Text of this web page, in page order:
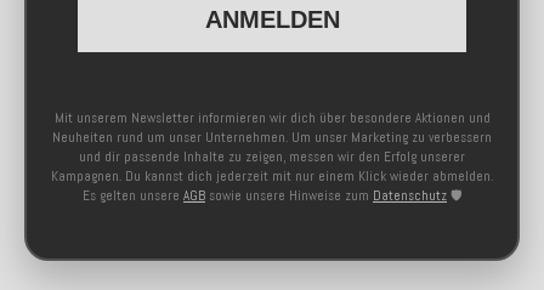
ANMELDEN
Mit unserem Newsletter informieren wir dich über besondere Aktionen und
Neuheiten rund um unser Unternehmen. Um unser Marketing zu verbessern
und dir passende Inhalte zu zeigen, messen wir den Erfolg unserer
Kampagnen. Du kannst dich jederzeit mit nur einem Klick wieder abmelden.
Es gelten unsere AGB sowie unsere Hinweise zum Datenschutz 🛡️